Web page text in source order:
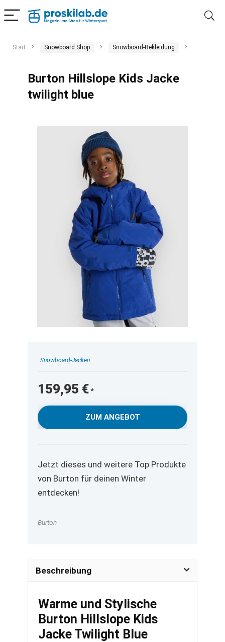
Start Snowboard Shop Snowboard-Bekleidung
Burton Hillslope Kids Jacke
twilight blue
Snowboard-Jacken
159,95 €
ZUM ANGEBOT
Jetzt dieses und weitere Top Produkte
von Burton für deinen Winter
entdecken!
Burton
Beschreibung
Warme und Stylische
Burton Hillslope Kids
Jacke Twilight Blue